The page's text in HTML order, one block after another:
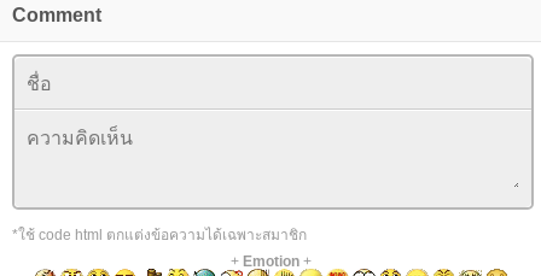
Comment
*ใช้ code html ตกแต่งข้อความได้เฉพาะสมาชิก
+ Emotion+